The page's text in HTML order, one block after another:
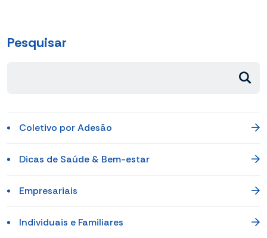
Pesquisar
Coletivo por Adesão
Dicas de Saúde & Bem-estar
Empresariais
Individuais e Familiares